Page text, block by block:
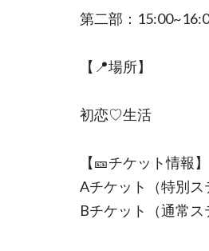
第二部：
【📍場所】
初恋♡生活
【🎫チケット情報】
Aチケット（特別ス
Bチケット（通常ス